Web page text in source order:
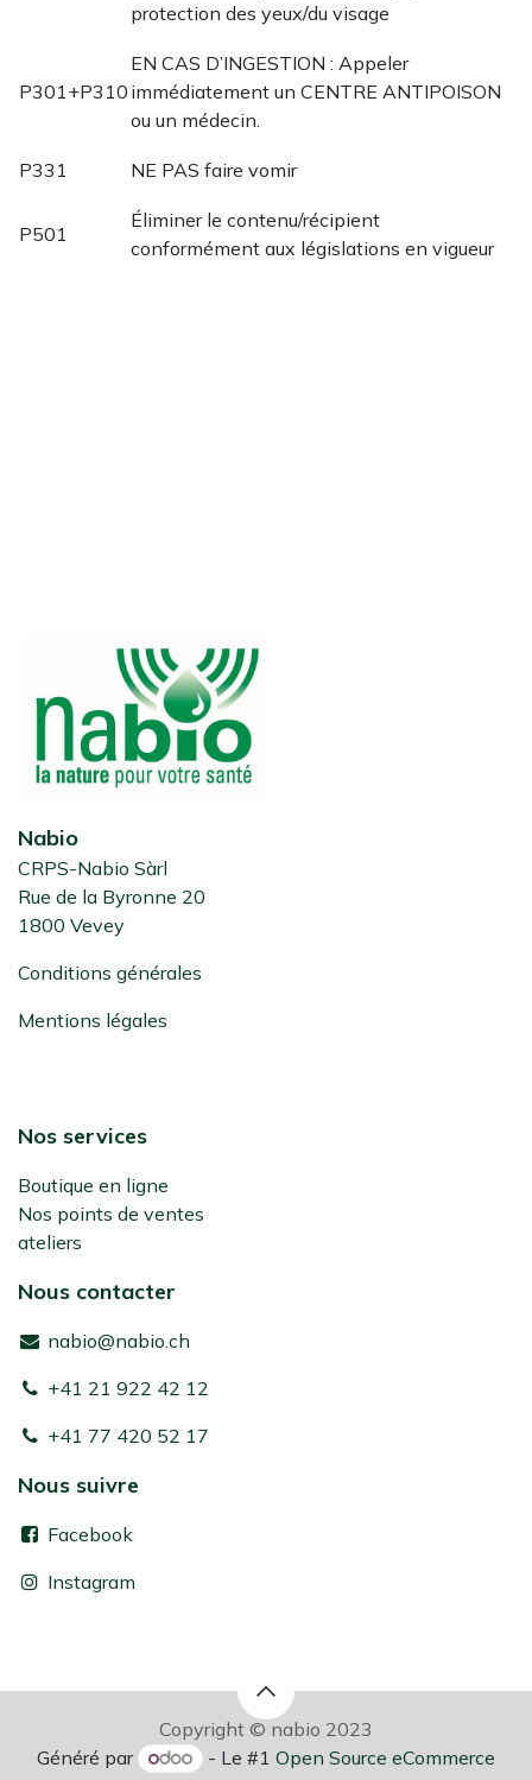
protection des yeux/du visage
P301+P310
EN CAS D’INGESTION : Appeler
immédiatement un CENTRE ANTIPOISON
ou un médecin.
P331 NE PAS faire vomir
P501
Éliminer le contenu/récipient
conformément aux législations en vigueur
Nabio
CRPS-Nabio Sàrl
Rue de la Byronne 20
1800 Vevey
Conditions générales
Mentions légales
Nos services
Boutique en ligne
Nos points de ventes
ateliers
Nous contacter
nabio@nabio.ch
+41 21 922 42 12
+41 77 420 52 17
Nous suivre
Facebook
Instagram
Copyright © nabio 2023
Généré par
- Le #1 Open Source eCommerce